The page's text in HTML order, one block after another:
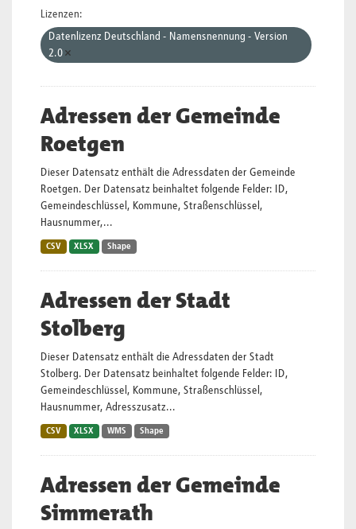
Lizenzen:
Datenlizenz Deutschland - Namensnennung - Version
2.0
Adressen der Gemeinde
Roetgen
Dieser Datensatz enthält die Adressdaten der Gemeinde
Roetgen. Der Datensatz beinhaltet folgende Felder: ID,
Gemeindeschlüssel, Kommune, Straßenschlüssel,
Hausnummer,...
CSV XLSX Shape
Adressen der Stadt
Stolberg
Dieser Datensatz enthält die Adressdaten der Stadt
Stolberg. Der Datensatz beinhaltet folgende Felder: ID,
Gemeindeschlüssel, Kommune, Straßenschlüssel,
Hausnummer, Adresszusatz...
CSV XLSX WMS Shape
Adressen der Gemeinde
Simmerath